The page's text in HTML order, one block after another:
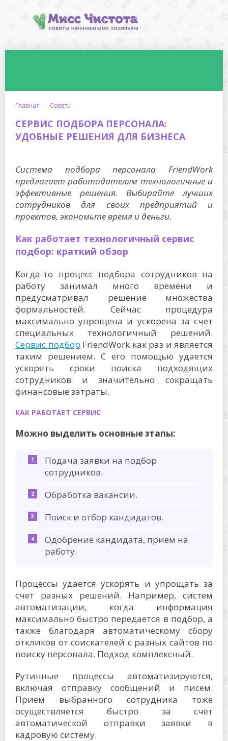
главная · советы ·
СЕРВИС ПОДБОРА ПЕРСОНАЛА:
УДОБНЫЕ РЕШЕНИЯ ДЛЯ БИЗНЕСА
Система подбора персонала FriendWork
предлагает работодателям технологичные и
эффективные решения. Выбирайте лучших
сотрудников для своих предприятий и
проектов, экономьте время и деньги.
Как работает технологичный сервис
подбор: краткий обзор
Когда-то процесс подбора сотрудников на
работу занимал много времени и
предусматривал решение множества
формальностей. Сейчас процедура
максимально упрощена и ускорена за счет
специальных технологичный решений.
Сервис подбор FriendWork как раз и является
таким решением. С его помощью удается
ускорять сроки поиска подходящих
сотрудников и значительно сокращать
финансовые затраты.
КАК РАБОТАЕТ СЕРВИС
Можно выделить основные этапы:
Подача заявки на подбор
сотрудников.
Обработка вакансии.
Поиск и отбор кандидатов.
Одобрение кандидата, прием на
работу.
Процессы удается ускорять и упрощать за
счет разных решений. Например, систем
автоматизации, когда информация
максимально быстро передается в подбор, а
также благодаря автоматическому сбору
откликов от соискателей с разных сайтов по
поиску персонала. Подход комплексный.
Рутинные процессы автоматизируются,
включая отправку сообщений и писем.
Прием выбранного сотрудника тоже
осуществляется быстро за счет
автоматической отправки заявки в
кадровую систему.